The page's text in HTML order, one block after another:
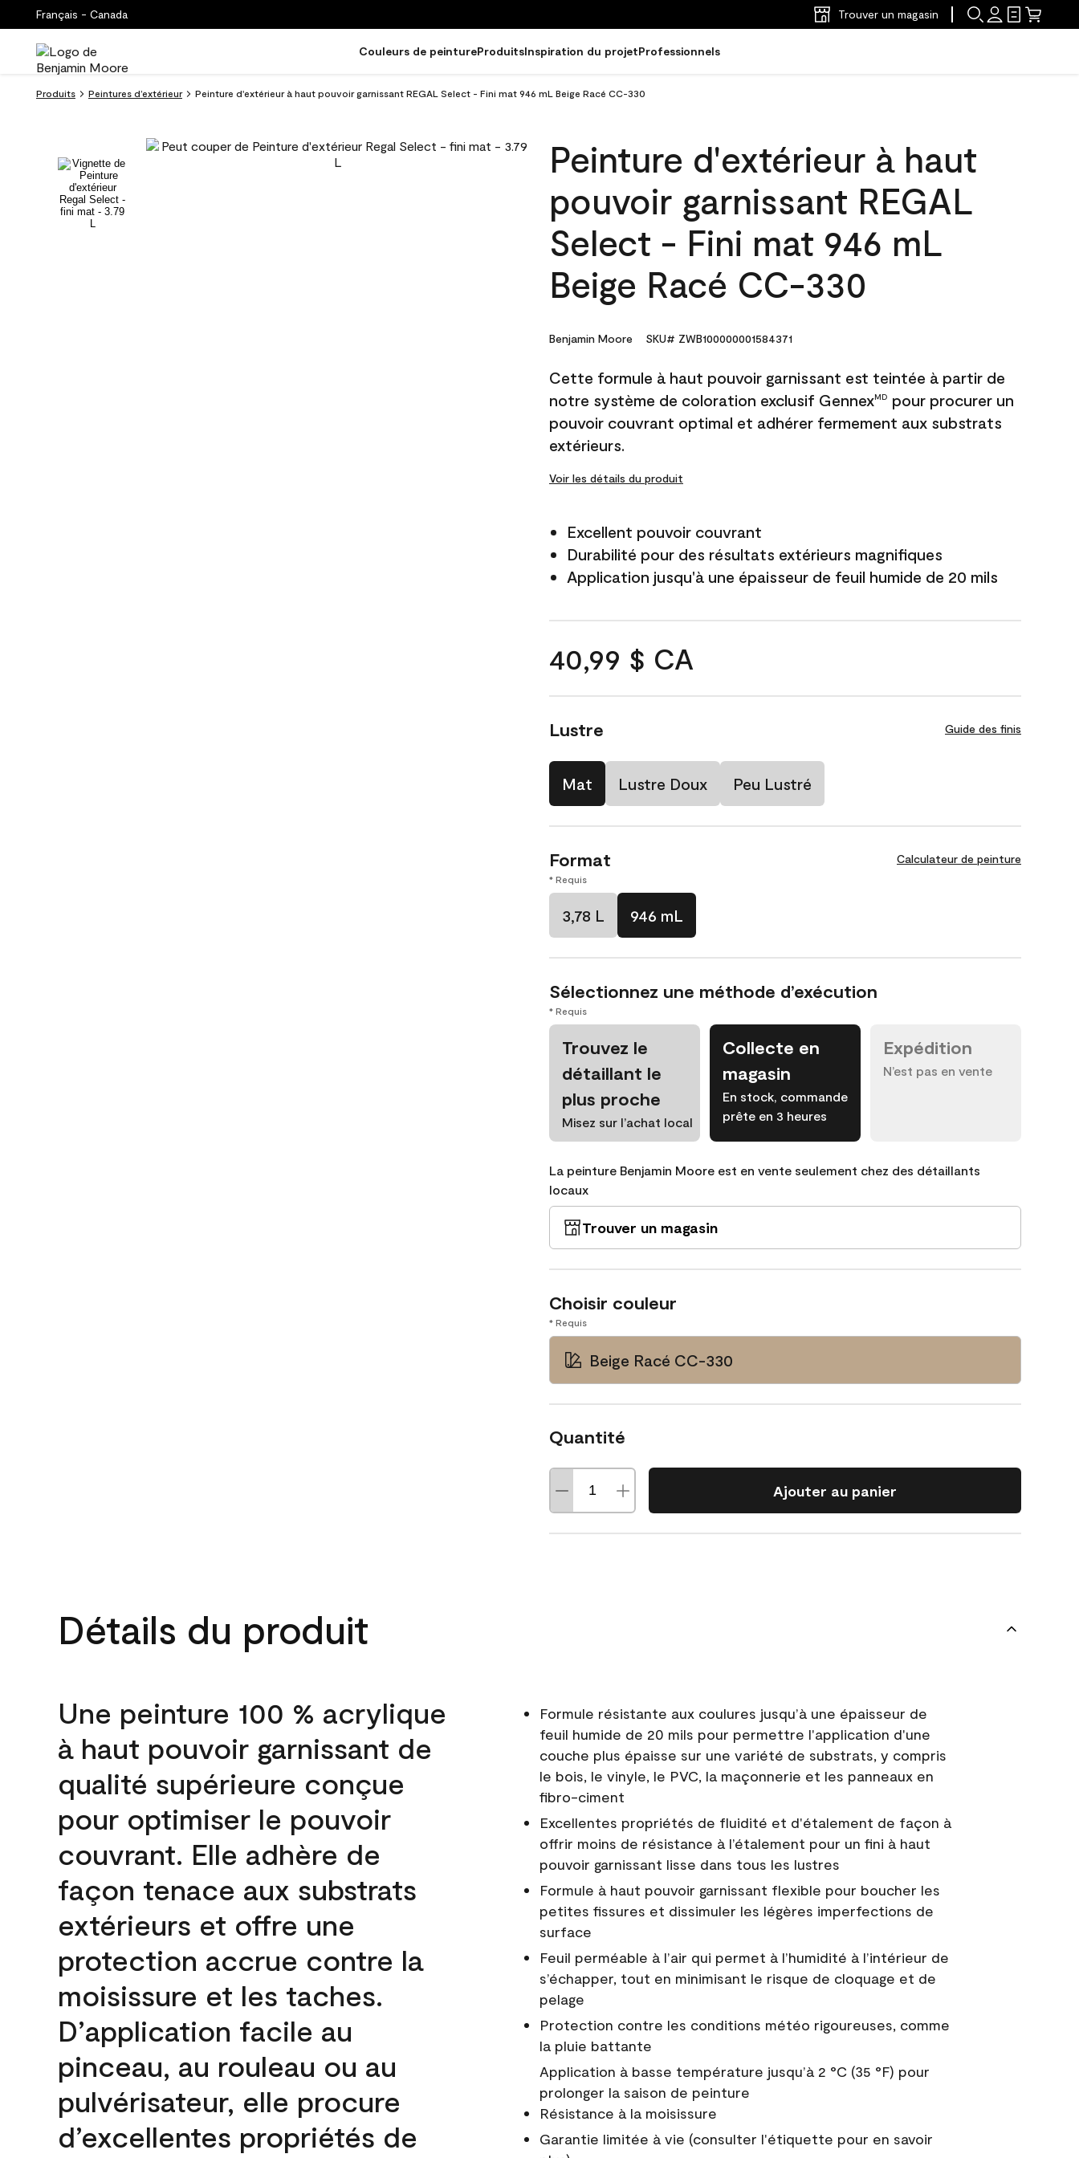
Français - Canada Trouver un magasin
Couleurs de peintureProduitsInspiration du projetProfessionnels
Produits Peintures d’extérieur Peinture d'extérieur à haut pouvoir garnissant REGAL Select - Fini mat 946 mL Beige Racé CC-330
Peinture d'extérieur à haut
pouvoir garnissant REGAL
Select - Fini mat 946 mL
Beige Racé CC-330
Benjamin Moore SKU# ZWB100000001584371
Cette formule à haut pouvoir garnissant est teintée à partir de
notre système de coloration exclusif GennexMD pour procurer un
pouvoir couvrant optimal et adhérer fermement aux substrats
extérieurs.
Voir les détails du produit
Excellent pouvoir couvrant
Durabilité pour des résultats extérieurs magnifiques
Application jusqu'à une épaisseur de feuil humide de 20 mils
40,99 $ CA
Lustre Guide des finis
Mat Lustre Doux Peu Lustré
Format Calculateur de peinture
* Requis
3,78 L 946 mL
Sélectionnez une méthode d’exécution
* Requis
Trouvez le
détaillant le
plus proche
Misez sur l’achat local
Collecte en
magasin
En stock, commande
prête en 3 heures
Expédition
N’est pas en vente
La peinture Benjamin Moore est en vente seulement chez des détaillants
locaux
Trouver un magasin
Choisir couleur
* Requis
Beige Racé CC-330
Quantité
Ajouter au panier
Détails du produit
Une peinture 100 % acrylique
à haut pouvoir garnissant de
qualité supérieure conçue
pour optimiser le pouvoir
couvrant. Elle adhère de
façon tenace aux substrats
extérieurs et offre une
protection accrue contre la
moisissure et les taches.
D’application facile au
pinceau, au rouleau ou au
pulvérisateur, elle procure
d’excellentes propriétés de
Formule résistante aux coulures jusqu’à une épaisseur de
feuil humide de 20 mils pour permettre l'application d'une
couche plus épaisse sur une variété de substrats, y compris
le bois, le vinyle, le PVC, la maçonnerie et les panneaux en
fibro-ciment
Excellentes propriétés de fluidité et d'étalement de façon à
offrir moins de résistance à l’étalement pour un fini à haut
pouvoir garnissant lisse dans tous les lustres
Formule à haut pouvoir garnissant flexible pour boucher les
petites fissures et dissimuler les légères imperfections de
surface
Feuil perméable à l’air qui permet à l’humidité à l’intérieur de
s’échapper, tout en minimisant le risque de cloquage et de
pelage
Protection contre les conditions météo rigoureuses, comme
la pluie battante
Application à basse température jusqu’à 2 °C (35 °F) pour
prolonger la saison de peinture
Résistance à la moisissure
Garantie limitée à vie (consulter l'étiquette pour en savoir